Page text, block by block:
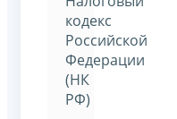
кодекс
Российской
Федерации
(НК
РФ)